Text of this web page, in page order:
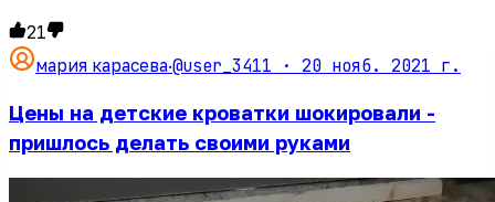
21
мария карасева·@user_3411 · 20 нояб. 2021 г.
Цены на детские кроватки шокировали -
пришлось делать своими руками